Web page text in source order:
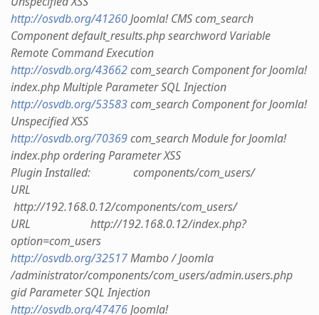
http://osvdb.org/41260Joomla! CMS com_search
Component default_results.php searchword Variable
Remote Command Execution
http://osvdb.org/43662com_search Component for Joomla!
index.php Multiple Parameter SQL Injection
http://osvdb.org/53583com_search Component for Joomla!
Unspecified XSS
http://osvdb.org/70369com_search Module for Joomla!
index.php ordering Parameter XSS
Plugin Installed: components/com_users/
URL
http://192.168.0.12/components/com_users/
URL http://192.168.0.12/index.php?
option=com_users
http://osvdb.org/32517Mambo / Joomla
/administrator/components/com_users/admin.users.php
gid Parameter SQL Injection
http://osvdb.org/47476Joomla!